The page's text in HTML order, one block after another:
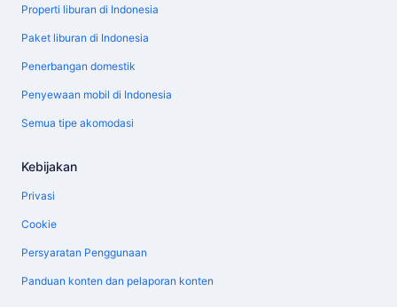
Properti liburan di Indonesia
Paket liburan di Indonesia
Penerbangan domestik
Penyewaan mobil di Indonesia
Semua tipe akomodasi
Kebijakan
Privasi
Cookie
Persyaratan Penggunaan
Panduan konten dan pelaporan konten